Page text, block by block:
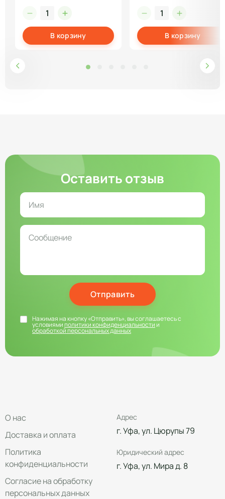
В корзину В корзину
Оставить отзыв
Отправить
Нажимая на кнопку «Отправить», вы соглашаетесь с
условиямиполитики конфиденциальностии
обработкой персональных данных
О нас
Доставка и оплата
Политика
конфиденциальности
Согласие на обработку
персональных данных
Адрес
г. Уфа, ул. Цюрупы 79
Юридический адрес
г. Уфа, ул. Мира д. 8